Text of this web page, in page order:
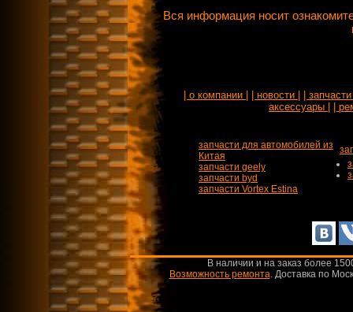
Вся информация носит
| о компании | | новости |
|
аксессуары |
|
запчасти для автомобилей из
Китая
запчасти geely
запчасти byd
запчасти Vortex Estina
В наличии и на заказ более
Возможность ремонта.Доставка по